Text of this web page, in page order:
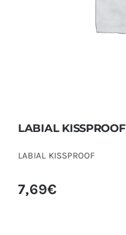
LABIAL KISSPROOF
LABIAL KISSPROOF
7,69€